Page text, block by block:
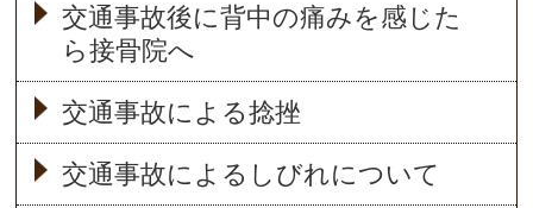
交通事故後に背中の痛みを感じた
ら接骨院へ
交通事故による捻挫
交通事故によるしびれについて